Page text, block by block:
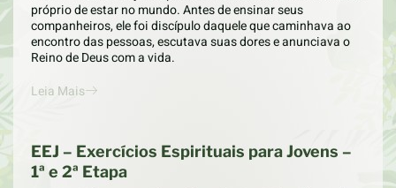
próprio de estar no mundo. Antes de ensinar seus
companheiros, ele foi discípulo daquele que caminhava ao
encontro das pessoas, escutava suas dores e anunciava o
Reino de Deus com a vida.
Leia Mais
EEJ – Exercícios Espirituais para Jovens –
1ª e 2ª Etapa